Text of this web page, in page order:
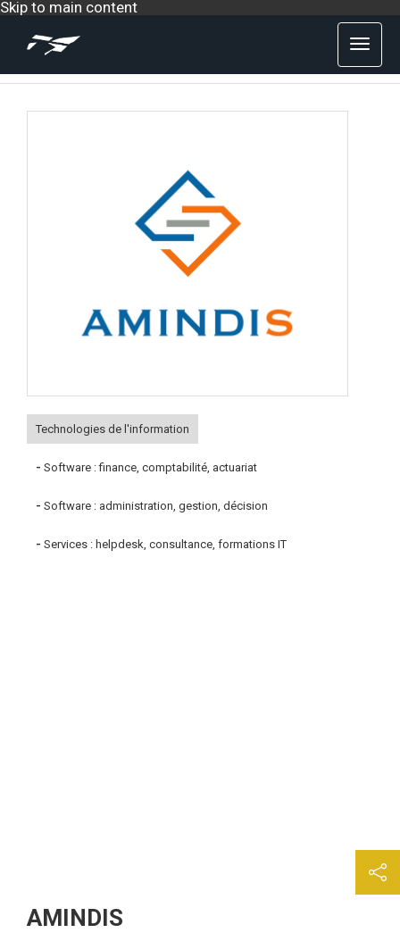
Skip to main content
Technologies de l'information
- Software : finance, comptabilité, actuariat
- Software : administration, gestion, décision
- Services : helpdesk, consultance, formations IT
AMINDIS